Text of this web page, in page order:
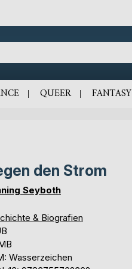
QUEER FANTASY
den Strom
Seyboth
& Biografien
Wasserzeichen